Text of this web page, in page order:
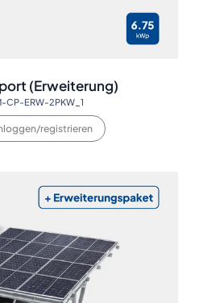
(Erweiterung)
CP-ERW-2PKW_1
registrieren